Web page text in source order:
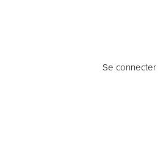
Se connecter